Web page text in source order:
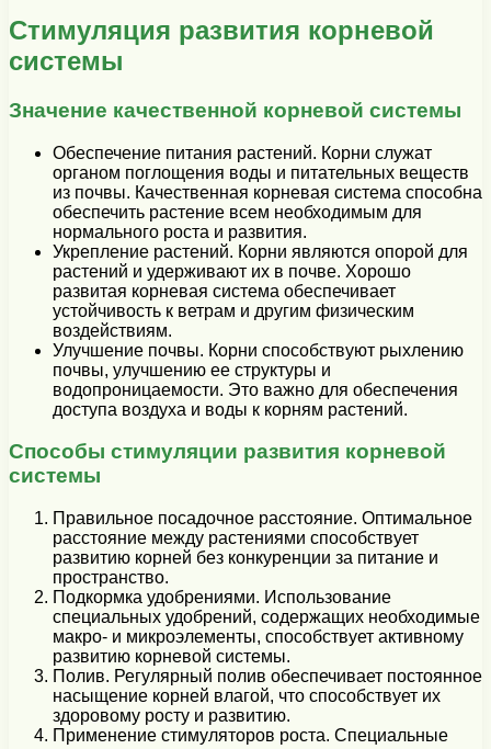
Стимуляция развития корневой
системы
Значение качественной корневой системы
Обеспечение питания растений. Корни служат
органом поглощения воды и питательных веществ
из почвы. Качественная корневая система способна
обеспечить растение всем необходимым для
нормального роста и развития.
Укрепление растений. Корни являются опорой для
растений и удерживают их в почве. Хорошо
развитая корневая система обеспечивает
устойчивость к ветрам и другим физическим
воздействиям.
Улучшение почвы. Корни способствуют рыхлению
почвы, улучшению ее структуры и
водопроницаемости. Это важно для обеспечения
доступа воздуха и воды к корням растений.
Способы стимуляции развития корневой
системы
Правильное посадочное расстояние. Оптимальное
расстояние между растениями способствует
развитию корней без конкуренции за питание и
пространство.
Подкормка удобрениями. Использование
специальных удобрений, содержащих необходимые
макро- и микроэлементы, способствует активному
развитию корневой системы.
Полив. Регулярный полив обеспечивает постоянное
насыщение корней влагой, что способствует их
здоровому росту и развитию.
Применение стимуляторов роста. Специальные